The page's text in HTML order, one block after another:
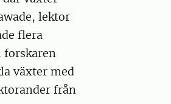
lektor
flera
forskaren
växter med
från